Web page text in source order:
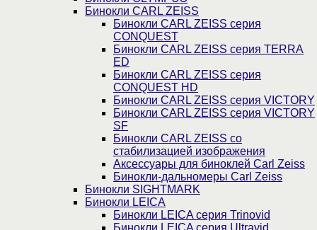
Бинокли CARL ZEISS
Бинокли CARL ZEISS серия
CONQUEST
Бинокли CARL ZEISS серия TERRA
ED
Бинокли CARL ZEISS серия
CONQUEST HD
Бинокли CARL ZEISS серия VICTORY
Бинокли CARL ZEISS серия VICTORY
SF
Бинокли CARL ZEISS со
стабилизацией изображения
Аксессуары для биноклей Carl Zeiss
Бинокли-дальномеры Carl Zeiss
Бинокли SIGHTMARK
Бинокли LEICA
Бинокли LEICA серия Trinovid